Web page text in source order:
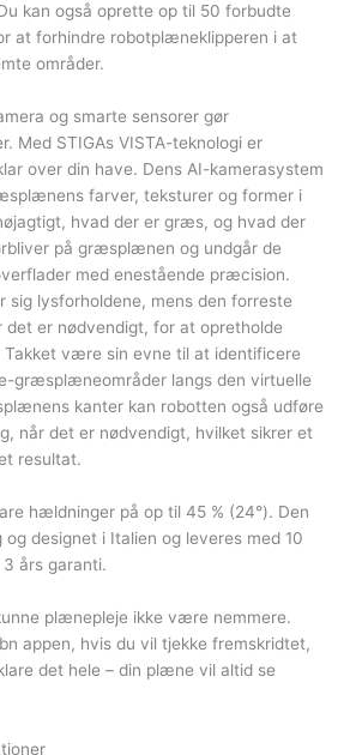
kan også oprette op til 50 forbudte
at forhindre robotplæneklipperen i at
områder.
og smarte sensorer gør
Med STIGAs VISTA-teknologi er
over din have. Dens AI-kamerasystem
farver, teksturer og former i
hvad der er græs, og hvad der
på græsplænen og undgår de
med enestående præcision.
sig lysforholdene, mens den forreste
det er nødvendigt, for at opretholde
Takket være sin evne til at identificere
græsplæneområder langs den virtuelle
kanter kan robotten også udføre
når det er nødvendigt, hvilket sikrer et
resultat.
hældninger på op til 45 % (24°). Den
og designet i Italien og leveres med 10
års garanti.
plænepleje ikke være nemmere.
appen, hvis du vil tjekke fremskridtet,
det hele – din plæne vil altid se